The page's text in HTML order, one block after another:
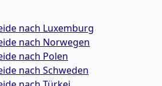
nach Luxemburg
nach Norwegen
nach Polen
nach Schweden